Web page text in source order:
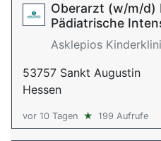
Oberarzt (w/m/d)
Pädiatrische
Asklepios
53757 Sankt Augustin
Hessen
vor 10 Tagen ★ 199 Aufrufe